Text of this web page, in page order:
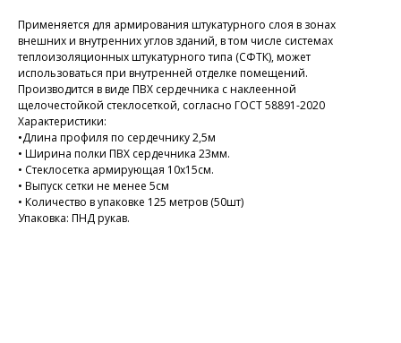
Применяется для армирования штукатурного слоя в зонах
внешних и внутренних углов зданий, в том числе системах
теплоизоляционных штукатурного типа (СФТК), может
использоваться при внутренней отделке помещений.
Производится в виде ПВХ сердечника с наклеенной
щелочестойкой стеклосеткой, согласно ГОСТ 58891-2020
Характеристики:
•Длина профиля по сердечнику 2,5м
• Ширина полки ПВХ сердечника 23мм.
• Стеклосетка армирующая 10х15см.
• Выпуск сетки не менее 5см
• Количество в упаковке 125 метров (50шт)
Упаковка: ПНД рукав.